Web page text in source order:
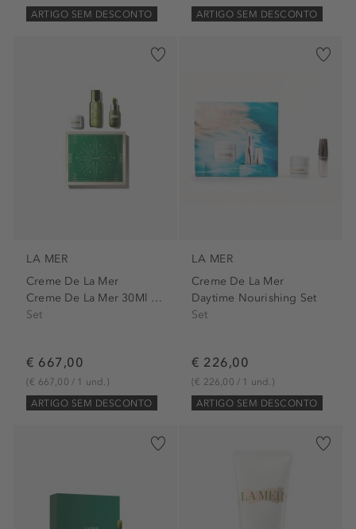
ARTIGO SEM DESCONTO ARTIGO SEM DESCONTO
LA MER
Creme De La Mer
Creme De La Mer 30Ml Set
Set
€ 667,00
(€ 667,00 / 1 und.)
ARTIGO SEM DESCONTO
LA MER
Creme De La Mer
Daytime Nourishing Set
Set
€ 226,00
(€ 226,00 / 1 und.)
ARTIGO SEM DESCONTO